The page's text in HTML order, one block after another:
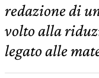
redazione di
volto alla
legato alle